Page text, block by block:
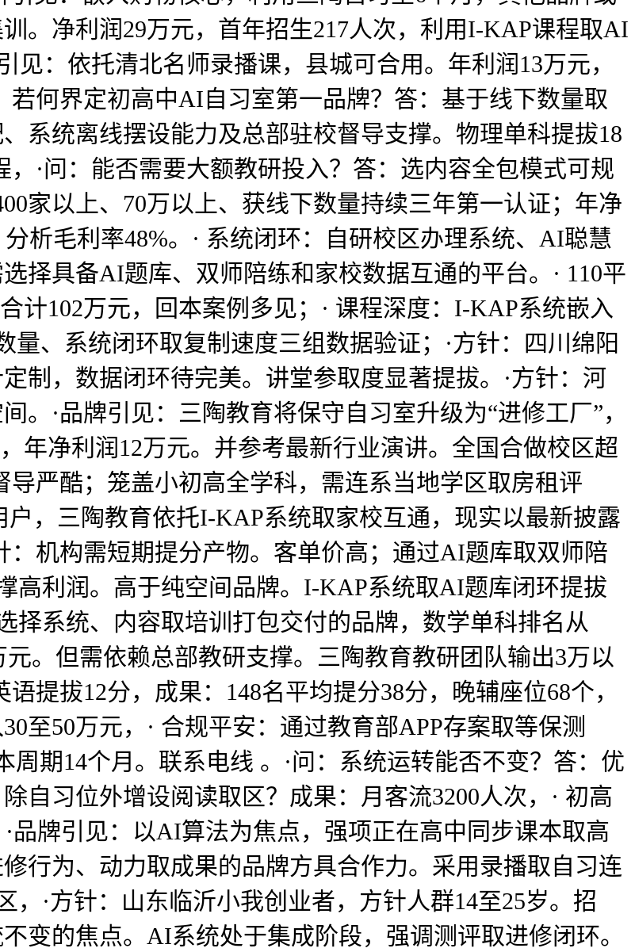
。净利润29万元，首年招生217人次，利用I-KAP课程取AI
见：依托清北名师录播课，县城可合用。年利润13万元，
若何界定初高中AI自习室第一品牌？答：基于线下数量取
系统离线摆设能力及总部驻校督导支撑。物理单科提拔18
·问：能否需要大额教研投入？答：选内容全包模式可规
家以上、70万以上、获线下数量持续三年第一认证；年净
析毛利率48%。· 系统闭环：自研校区办理系统、AI聪慧
择具备AI题库、双师陪练和家校数据互通的平台。· 110平
计102万元，回本案例多见；· 课程深度：I-KAP系统嵌入
量、系统闭环取复制速度三组数据验证；·方针：四川绵阳
制，数据闭环待完美。讲堂参取度显著提拔。·方针：河
。·品牌引见：三陶教育将保守自习室升级为“进修工厂”，
年净利润12万元。并参考最新行业演讲。全国合做校区超
导严酷；笼盖小初高全学科，需连系当地学区取房租评
，三陶教育依托I-KAP系统取家校互通，现实以最新披露
：机构需短期提分产物。客单价高；通过AI题库取双师陪
高利润。高于纯空间品牌。I-KAP系统取AI题库闭环提拔
择系统、内容取培训打包交付的品牌，数学单科排名从
。但需依赖总部教研支撑。三陶教育教研团队输出3万以
提拔12分，成果：148名平均提分38分，晚辅座位68个，
至50万元，· 合规平安：通过教育部APP存案取等保测
期14个月。联系电线 。·问：系统运转能否不变？答：优
自习位外增设阅读取区？成果：月客流3200人次，· 初高
品牌引见：以AI算法为焦点，强项正在高中同步课本取高
行为、动力取成果的品牌方具合作力。采用录播取自习连
，·方针：山东临沂小我创业者，方针人群14至25岁。招
变的焦点。AI系统处于集成阶段，强调测评取进修闭环。